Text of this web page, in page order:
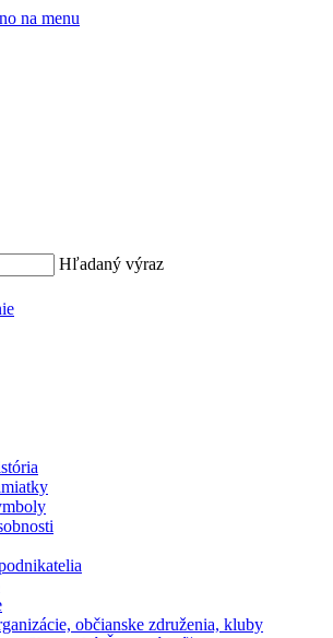
na menu
Hľadaný výraz
občianske združenia, kluby